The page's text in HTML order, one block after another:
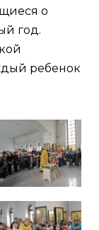
о
год.
ребенок